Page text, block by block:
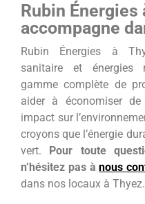
Rubin Énergies
accompagne
Rubin Énergies à
sanitaire et énergies
gamme complète de
aider à économiser
impact sur
croyons que l’énergie
vert. Pour toute
n’hésitez pas ànous
dans nos locaux à Thyez.